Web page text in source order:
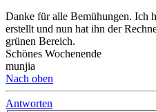
Danke für alle Bemühungen. Ich
erstellt und nun hat ihn der
grünen Bereich.
Schönes Wochenende
munjia
Nach oben
Antworten